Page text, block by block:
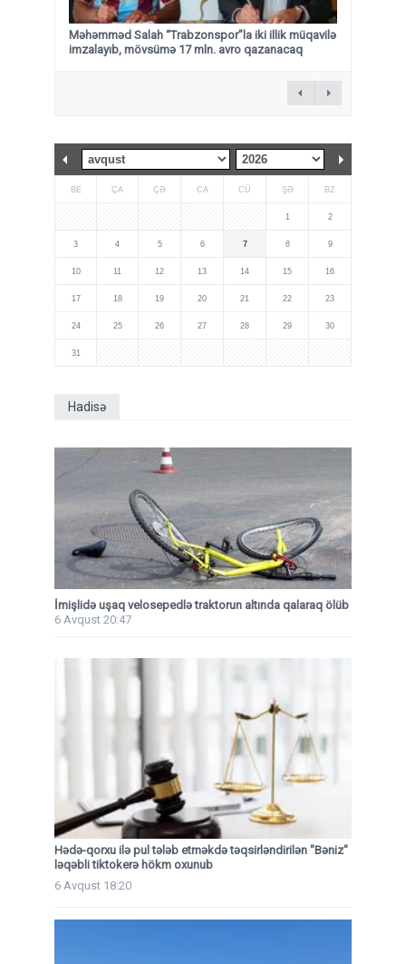
Məhəmməd Salah “Trabzonspor”la iki illik müqavilə
imzalayıb, mövsümə 17 mln. avro qazanacaq
BE ÇA ÇƏ CA CÜ ŞƏ BZ
1 2
3 4 5 6 7 8 9
10 11 12 13 14 15 16
17 18 19 20 21 22 23
24 25 26 27 28 29 30
31
Hadisə
İmişlidə uşaq velosepedlə traktorun altında qalaraq ölüb
6 Avqust 20:47
Hədə-qorxu ilə pul tələb etməkdə təqsirləndirilən "Bəniz"
ləqəbli tiktokerə hökm oxunub
6 Avqust 18:20